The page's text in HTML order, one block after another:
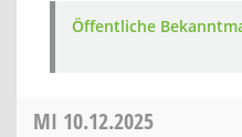
Öffentliche
MI 10.12.2025